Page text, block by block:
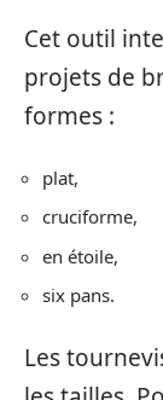
Cet outil
projets de
formes :
plat,
cruciforme,
en étoile,
six pans.
Les